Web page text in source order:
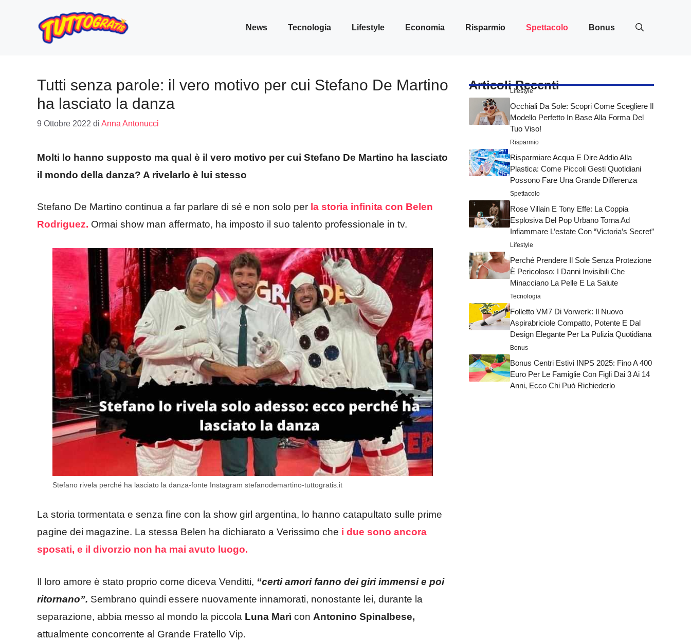
contenuto
News Tecnologia Lifestyle Economia Risparmio Spettacolo Bonus
Tutti senza parole: il vero motivo per cui Stefano De Martino
ha lasciato la danza
9 Ottobre 2022 di Anna Antonucci
Molti lo hanno supposto ma qual è il vero motivo per cui Stefano De Martino ha lasciato
il mondo della danza? A rivelarlo è lui stesso
Stefano De Martino continua a far parlare di sé e non solo per la storia infinita con Belen
Rodriguez. Ormai show man affermato, ha imposto il suo talento professionale in tv.
Stefano rivela perché ha lasciato la danza-fonte Instagram stefanodemartino-tuttogratis.it
La storia tormentata e senza fine con la show girl argentina, lo hanno catapultato sulle prime
pagine dei magazine. La stessa Belen ha dichiarato a Verissimo che i due sono ancora
sposati, e il divorzio non ha mai avuto luogo.
Il loro amore è stato proprio come diceva Venditti, “certi amori fanno dei giri immensi e poi
ritornano”. Sembrano quindi essere nuovamente innamorati, nonostante lei, durante la
separazione, abbia messo al mondo la piccola Luna Marì con Antonino Spinalbese,
attualmente concorrente al Grande Fratello Vip.
Articoli Recenti
Lifestyle
Occhiali Da Sole: Scopri Come Scegliere Il
Modello Perfetto In Base Alla Forma Del
Tuo Viso!
Risparmio
Risparmiare Acqua E Dire Addio Alla
Plastica: Come Piccoli Gesti Quotidiani
Possono Fare Una Grande Differenza
Spettacolo
Rose Villain E Tony Effe: La Coppia
Esplosiva Del Pop Urbano Torna Ad
Infiammare L’estate Con “Victoria’s Secret”
Lifestyle
Perché Prendere Il Sole Senza Protezione
È Pericoloso: I Danni Invisibili Che
Minacciano La Pelle E La Salute
Tecnologia
Folletto VM7 Di Vorwerk: Il Nuovo
Aspirabriciole Compatto, Potente E Dal
Design Elegante Per La Pulizia Quotidiana
Bonus
Bonus Centri Estivi INPS 2025: Fino A 400
Euro Per Le Famiglie Con Figli Dai 3 Ai 14
Anni, Ecco Chi Può Richiederlo